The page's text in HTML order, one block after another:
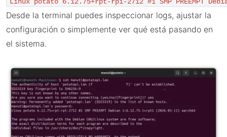
Linux potato 6.12.75+rpt-rpi-2712 #1 SMP PREEMPT
Desde la terminal puedes inspeccionar logs, ajustar la
configuración o simplemente ver qué está pasando en
el sistema.